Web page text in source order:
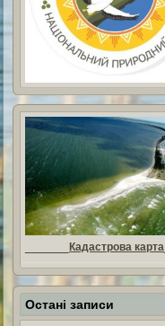
Кадастрова карта
Остані записи